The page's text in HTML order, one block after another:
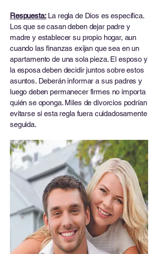
Respuesta:La regla de Dios es específica.
Los que se casan deben dejar padre y
madre y establecer su propio hogar, aun
cuando las finanzas exijan que sea en un
apartamento de una sola pieza. El esposo y
la esposa deben decidir juntos sobre estos
asuntos. Deberán informar a sus padres y
luego deben permanecer firmes no importa
quién se oponga. Miles de divorcios podrían
evitarse si esta regla fuera cuidadosamente
seguida.